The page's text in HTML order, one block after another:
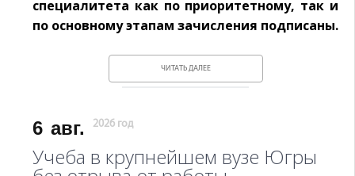
специалитета как по приоритетному, так и
по основному этапам зачисления подписаны.
ЧИТАТЬ ДАЛЕЕ
6 авг. 2026 год
Учеба в крупнейшем вузе Югры